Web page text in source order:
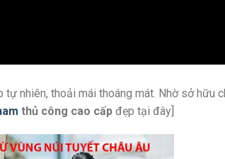
nhiên, thoải mái thoáng mát. Nhờ sở hữu
thủ công cao cấp đẹp tại đây]